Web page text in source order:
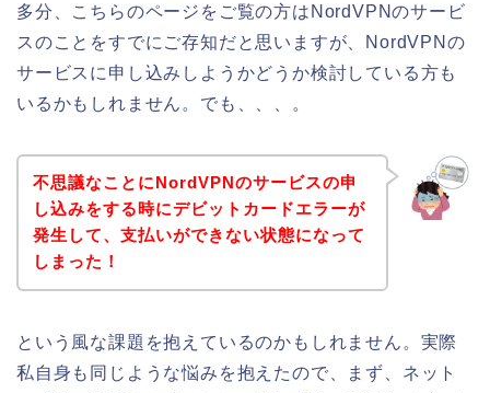
多分、こちらのページをご覧の方はNordVPNのサービ
スのことをすでにご存知だと思いますが、NordVPNの
サービスに申し込みしようかどうか検討している方も
いるかもしれません。でも、、、。
不思議なことにNordVPNのサービスの申
し込みをする時にデビットカードエラーが
発生して、支払いができない状態になって
しまった！
という風な課題を抱えているのかもしれません。実際
私自身も同じような悩みを抱えたので、まず、ネット